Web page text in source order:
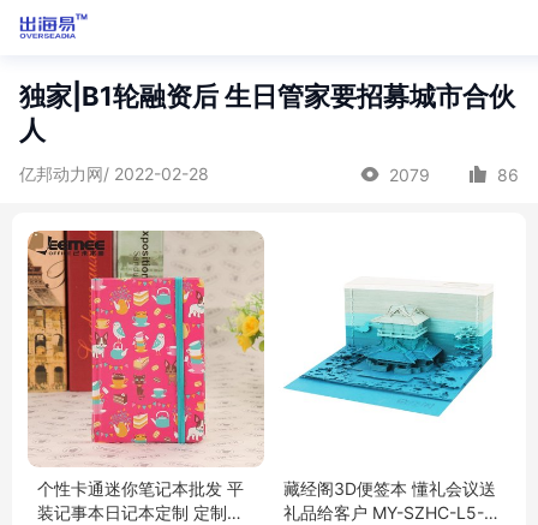
独家|B1轮融资后 生日管家要招募城市合伙
人
亿邦动力网/ 2022-02-28 2079 86
个性卡通迷你笔记本批发 平
装记事本日记本定制 定制加
藏经阁3D便签本 懂礼会议送
礼品给客户 MY-SZHC-L5-4